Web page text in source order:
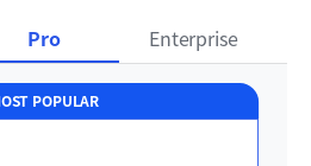
Pro Enterprise
POPULAR